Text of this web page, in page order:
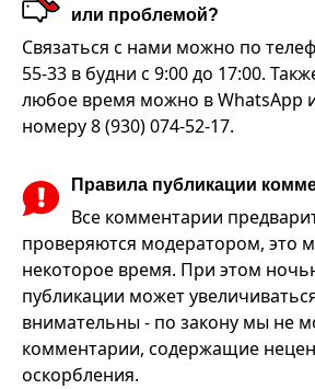
или проблемой?
Связаться с нами можно по
55-33 в будни с 9:00 до 17:00.
любое время можно в WhatsApp
номеру 8 (930) 074-52-17.
Правила публикации
Все комментарии
проверяются модератором, это
некоторое время. При этом
публикации может
внимательны - по закону мы не
комментарии, содержащие
оскорбления.